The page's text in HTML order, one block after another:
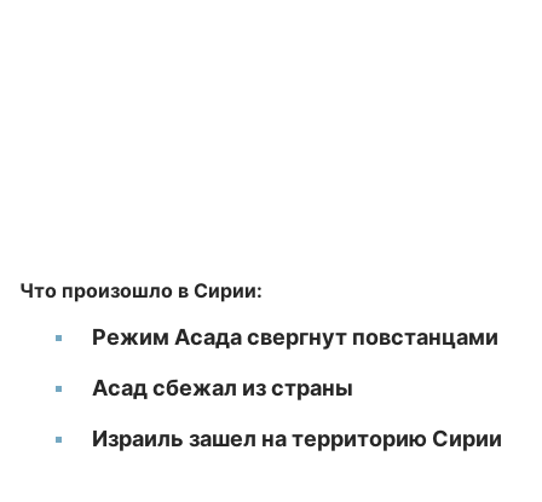
Что произошло в Сирии:
Режим Асада свергнут повстанцами
Асад сбежал из страны
Израиль зашел на территорию Сирии